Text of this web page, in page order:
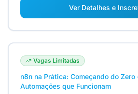
Ver Detalhes e
Vagas Limitadas
n8n na Prática: Começando do
Automações que Funcionam